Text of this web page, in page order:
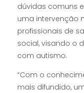
dúvidas comuns
uma intervenção
profissionais de
social, visando o
com autismo.
“Com o
mais difundido,